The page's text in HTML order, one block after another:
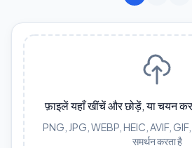
फ़ाइलें यहाँ खींचें और छोड़ें, या चयन
PNG, JPG, WEBP, HEIC, AVIF, GIF,
समर्थन करता है